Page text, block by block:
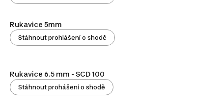
Rukavice 5mm
Stáhnout prohlášení o shodě
Rukavice 6.5 mm - SCD 100
Stáhnout prohášení o shodě